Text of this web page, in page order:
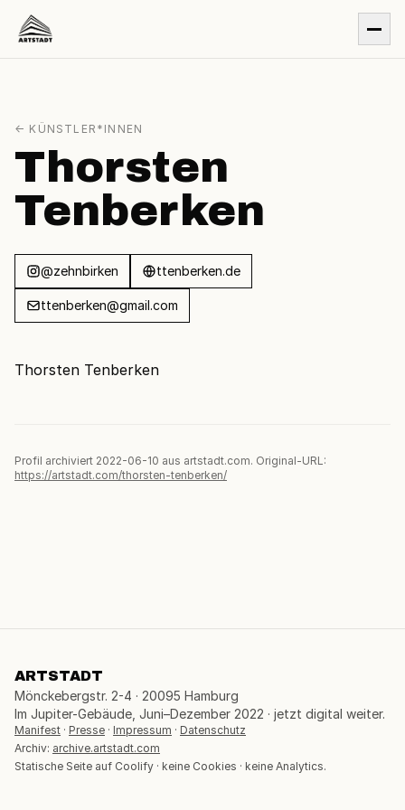
← KÜNSTLER*INNEN
Thorsten
Tenberken
@zehnbirken ttenberken.de
ttenberken@gmail.com
Thorsten Tenberken
Profil archiviert 2022-06-10 aus artstadt.com. Original-URL:
https://artstadt.com/thorsten-tenberken/
ARTSTADT
Mönckebergstr. 2-4 · 20095 Hamburg
Im Jupiter-Gebäude, Juni–Dezember 2022 · jetzt digital weiter.
Manifest · Presse · Impressum · Datenschutz
Archiv: archive.artstadt.com
Statische Seite auf Coolify · keine Cookies · keine Analytics.